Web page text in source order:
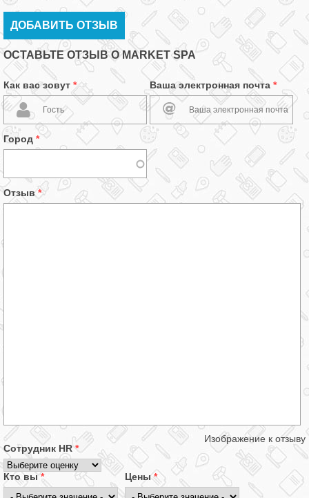
ДОБАВИТЬ ОТЗЫВ
ОСТАВЬТЕ ОТЗЫВ О MARKET SPA
Как вас зовут * Ваша электронная почта *
Город *
Отзыв*
Изображение к отзыву
Сотрудник HR*
Кто вы* Цены*